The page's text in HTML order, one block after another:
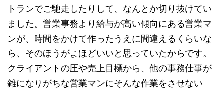
トランでご馳走したりして、なんとか切り抜けてい
ました。営業事務より給与が高い傾向にある営業マ
ンが、時間をかけて作ったうえに間違えるくらいな
ら、そのほうがよほどいいと思っていたからです。
クライアントの圧や売上目標から、他の事務仕事が
雑になりがちな営業マンにそんな作業をさせない